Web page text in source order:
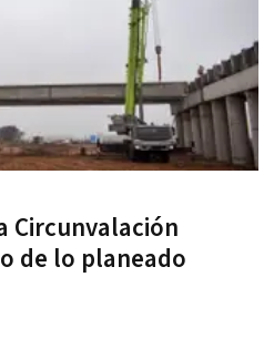
Circunvalación
de lo planeado